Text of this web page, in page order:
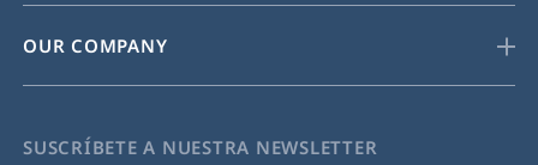
OUR COMPANY
SUSCRÍBETE A NUESTRA NEWSLETTER